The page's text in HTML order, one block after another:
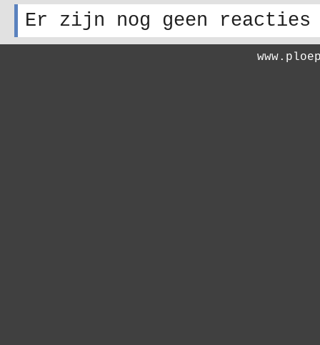
Er zijn nog geen reacties